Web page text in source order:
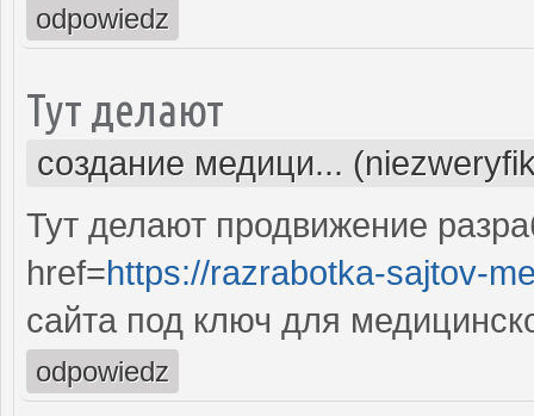
odpowiedz
Тут делают
создание медици...
Тут делают продвижение
href=https://razrabotka-sajtov-
сайта под ключ для
odpowiedz